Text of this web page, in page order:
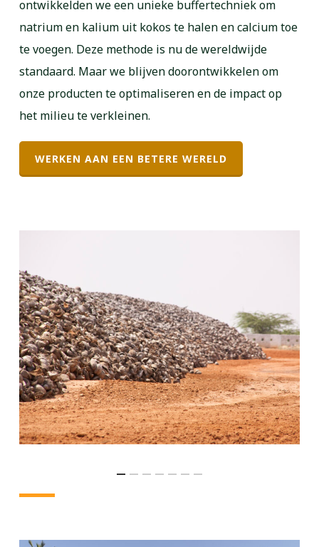
ontwikkelden we een unieke buffertechniek om
natrium en kalium uit kokos te halen en calcium toe
te voegen. Deze methode is nu de wereldwijde
standaard. Maar we blijven doorontwikkelen om
onze producten te optimaliseren en de impact op
het milieu te verkleinen.
WERKEN AAN EEN BETERE WERELD